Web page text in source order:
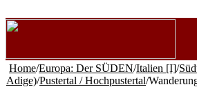
Home/Europa: Der SÜDEN/Italien [I]/
Adige)/Pustertal / Hochpustertal/